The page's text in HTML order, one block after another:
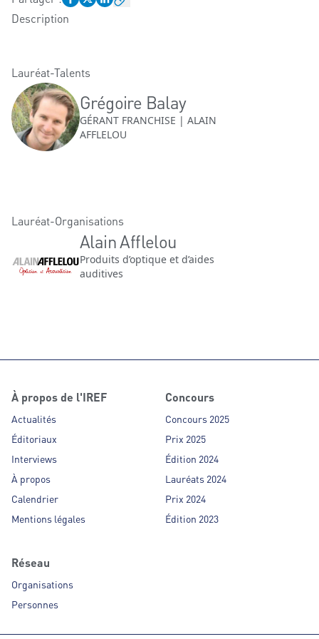
Description
Lauréat-Talents
Grégoire Balay
GÉRANT FRANCHISE | ALAIN
AFFLELOU
Lauréat-Organisations
Alain Afflelou
Produits d’optique et d’aides
auditives
À propos de l'IREF
Actualités
Éditoriaux
Interviews
À propos
Calendrier
Mentions légales
Concours
Concours 2025
Prix 2025
Édition 2024
Lauréats 2024
Prix 2024
Édition 2023
Réseau
Organisations
Personnes